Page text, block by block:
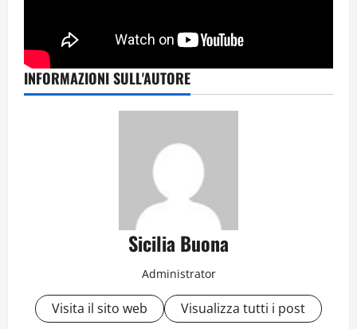
INFORMAZIONI SULL'AUTORE
Sicilia Buona
Administrator
Visita il sito web Visualizza tutti i post